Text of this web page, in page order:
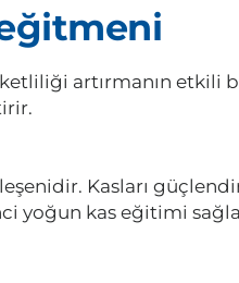
artırmanın
Kasları
yoğun kas eğitimi